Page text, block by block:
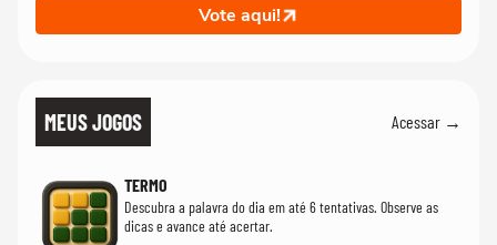
Vote aqui!
MEUS JOGOS Acessar →
TERMO
Descubra a palavra do dia em até 6 tentativas. Observe as
dicas e avance até acertar.